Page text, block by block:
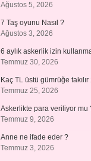
Ağustos 5, 2026
7 Taş oyunu Nasıl ?
Ağustos 3, 2026
6 aylık askerlik izin
Temmuz 30, 2026
Kaç TL üstü gümrüğe
Temmuz 25, 2026
Askerlikte para veriliyor mu
Temmuz 9, 2026
Anne ne ifade eder ?
Temmuz 3, 2026